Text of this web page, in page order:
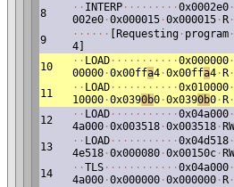
8
· · INTERP · · · · · · · · ·0x0002e0 ·
002e0 ·0x000015 ·0x000015 · R ·
9
· · · · · · [Requesting · program ·
4]
10
· · LOAD · · · · · · · · · · ·0x000000 ·
00000 ·0x00ffa4 ·0x00ffa4 · R ·
11
· · LOAD · · · · · · · · · · ·0x010000 ·
10000 ·0x0390b0 ·0x0390b0 · R ·
12
· · LOAD · · · · · · · · · · ·0x04a000 ·
4a000 ·0x003518 ·0x003518 · RW
13
· · LOAD · · · · · · · · · · ·0x04d518 ·
4e518 ·0x000080 ·0x00150c · RW
14
· ·TLS · · · · · · · · · · · ·0x04a000 ·
4a000 ·0x000000 ·0x000000 · R ·